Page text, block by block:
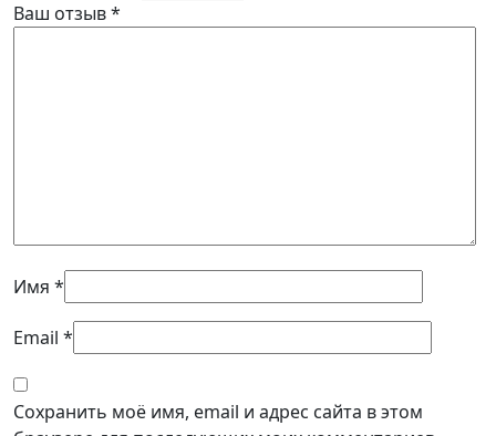
Ваш отзыв*
Имя *
Email *
Сохранить моё имя, email и адрес сайта в этом